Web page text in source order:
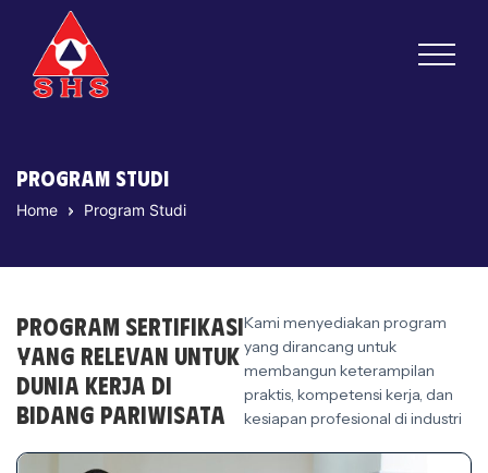
Program Studi
Home Program Studi
Program Sertifikasi
yang Relevan untuk
Dunia Kerja di
Bidang Pariwisata
Kami menyediakan program
yang dirancang untuk
membangun keterampilan
praktis, kompetensi kerja, dan
kesiapan profesional di industri